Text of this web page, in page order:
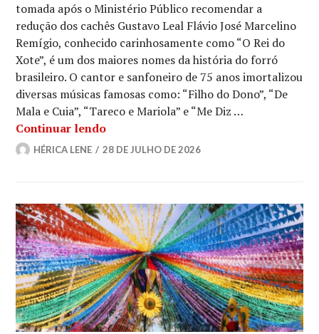
tomada após o Ministério Público recomendar a
redução dos cachês Gustavo Leal Flávio José Marcelino
Remígio, conhecido carinhosamente como “O Rei do
Xote”, é um dos maiores nomes da história do forró
brasileiro. O cantor e sanfoneiro de 75 anos imortalizou
diversas músicas famosas como: “Filho do Dono”, “De
Mala e Cuia”, “Tareco e Mariola” e “Me Diz …
Continuar lendoFlávio José cancela shows no São
HÉRICA LENE 28 DE JULHO DE 2026